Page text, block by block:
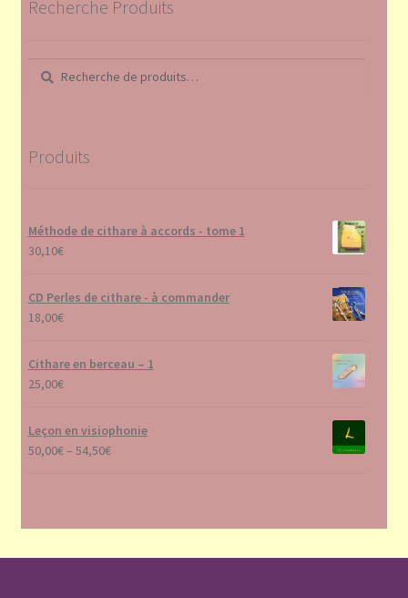
Recherche Produits
Recherche
pour :
Recherche
Produits
Méthode de cithare à accords - tome 1
30,10€
CD Perles de cithare - à commander
18,00€
Cithare en berceau – 1
25,00€
Leçon en visiophonie
50,00€– 54,50€